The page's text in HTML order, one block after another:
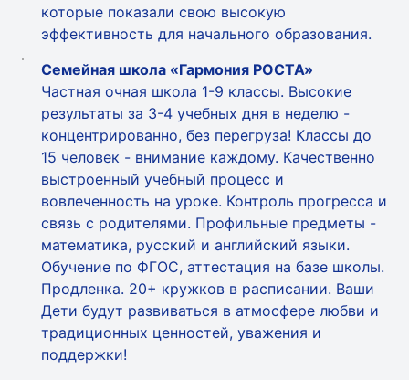
которые показали свою высокую
эффективность для начального образования.
Семейная школа «Гармония РОСТА»
Частная очная школа 1-9 классы. Высокие
результаты за 3-4 учебных дня в неделю -
концентрированно, без перегруза! Классы до
15 человек - внимание каждому. Качественно
выстроенный учебный процесс и
вовлеченность на уроке. Контроль прогресса и
связь с родителями. Профильные предметы -
математика, русский и английский языки.
Обучение по ФГОС, аттестация на базе школы.
Продленка. 20+ кружков в расписании. Ваши
Дети будут развиваться в атмосфере любви и
традиционных ценностей, уважения и
поддержки!